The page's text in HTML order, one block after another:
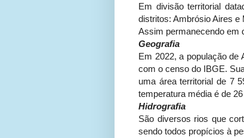
Em divisão territorial
distritos: Ambrósio Aires e
Assim permanecendo em
Geografia
Em 2022, a população de
com o censo do IBGE.
uma área territorial de 7
temperatura média é de
Hidrografia
São diversos rios que
sendo todos propícios à